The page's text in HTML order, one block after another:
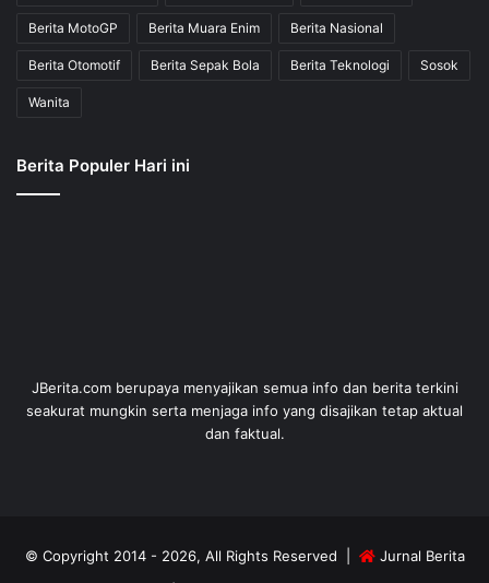
Berita MotoGP Berita Muara Enim Berita Nasional
Berita Otomotif Berita Sepak Bola Berita Teknologi Sosok
Wanita
Berita Populer Hari ini
JBerita.com berupaya menyajikan semua info dan berita terkini
seakurat mungkin serta menjaga info yang disajikan tetap aktual
dan faktual.
© Copyright 2014 - 2026, All Rights Reserved |
Jurnal Berita